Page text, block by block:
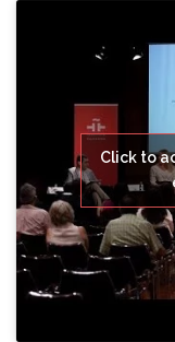
Click to